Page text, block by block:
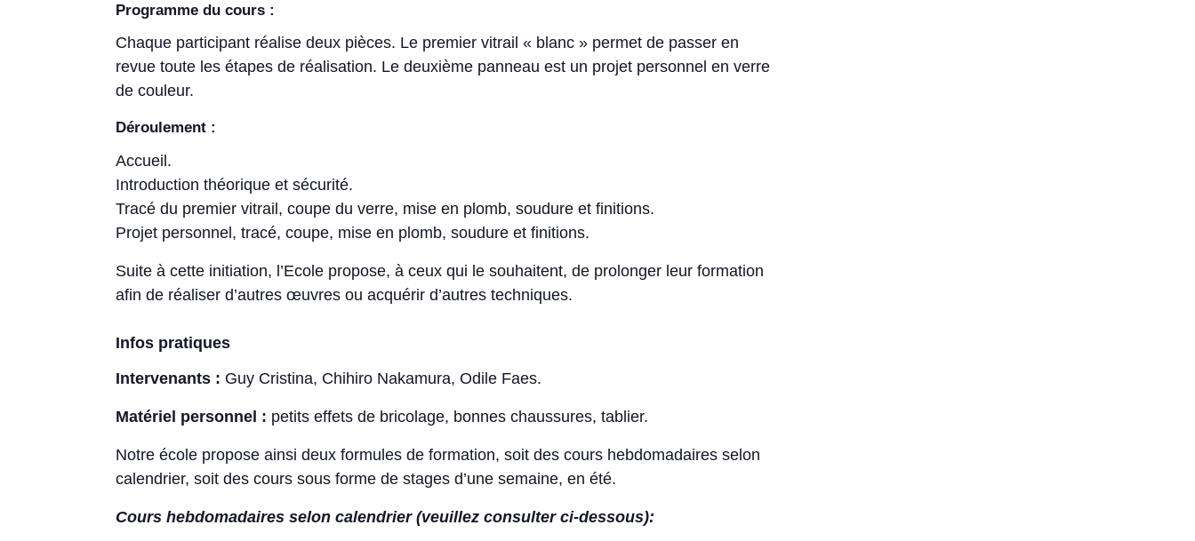
Programme du cours :
Chaque participant réalise deux pièces. Le premier vitrail « blanc » permet de passer en
revue toute les étapes de réalisation. Le deuxième panneau est un projet personnel en verre
de couleur.
Déroulement :
Accueil.
Introduction théorique et sécurité.
Tracé du premier vitrail, coupe du verre, mise en plomb, soudure et finitions.
Projet personnel, tracé, coupe, mise en plomb, soudure et finitions.
Suite à cette initiation, l’Ecole propose, à ceux qui le souhaitent, de prolonger leur formation
afin de réaliser d’autres œuvres ou acquérir d’autres techniques.
Infos pratiques
Intervenants : Guy Cristina, Chihiro Nakamura, Odile Faes.
Matériel personnel : petits effets de bricolage, bonnes chaussures, tablier.
Notre école propose ainsi deux formules de formation, soit des cours hebdomadaires selon
calendrier, soit des cours sous forme de stages d’une semaine, en été.
Cours hebdomadaires selon calendrier (veuillez consulter ci-dessous):